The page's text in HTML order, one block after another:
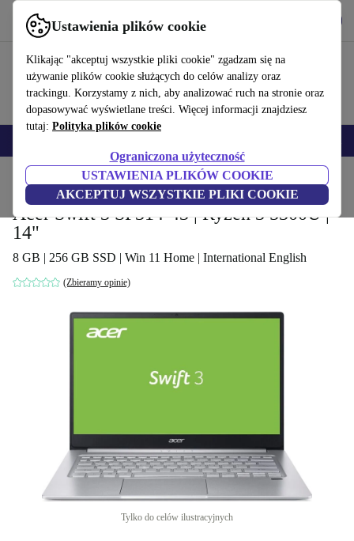
Ustawienia plików cookie
Klikając "akceptuj wszystkie pliki cookie" zgadzam się na
używanie plików cookie służących do celów analizy oraz
trackingu. Korzystamy z nich, aby analizować ruch na stronie oraz
dopasowywać wyświetlane treści. Więcej informacji znajdziesz
tutaj: Polityka plików cookie
Ograniczona użyteczność
USTAWIENIA PLIKÓW COOKIE
AKCEPTUJ WSZYSTKIE PLIKI COOKIE
Korzystaj z refurbed szybko i łatwo
Produkty Laptopy Laptopy Acer
Acer Swift 3 SF314-43 | Ryzen 3 5300U |
14"
8 GB | 256 GB SSD | Win 11 Home | International English
(Zbieramy opinie)
Tylko do celów ilustracyjnych